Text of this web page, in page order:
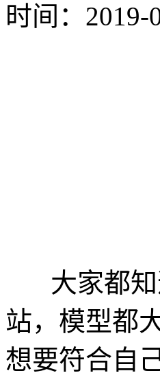
时间：2019-
大家都
站，模型都
想要符合自